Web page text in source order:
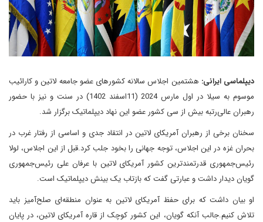
دیپلماسی ایرانی: هشتمین اجلاس سالانه کشورهای عضو جامعه لاتین و کارائیب
موسوم به سیلا در اول مارس 2024 (11اسفند 1402) در سنت و نیز با حضور
رهبران عالی‌‌رتبه بیش از سی کشور عضو این نهاد دیپلماتیک برگزار شد.
سخنان برخی از رهبران آمریکای لاتین در انتقاد جدی و اساسی از رفتار غرب در
بحران غزه در این اجلاس، توجه جهانی را بخود جلب کرد.قبل از این اجلاس، لولا
رئیس‌جمهوری قدرتمندترین کشور آمریکای لاتین با عرفان علی رئیس‌جمهوری
گویان دیدار داشت و عبارتی گفت که بازتاب یک بینش دیپلماتیک است.
او بیان داشت که برای حفظ آمریکای لاتین به عنوان منطقه‌ای صلح‌آمیز باید
تلاش کنیم.جالب آنکه گویان، این کشور کوچک از قاره آمریکای لاتین، در پایان